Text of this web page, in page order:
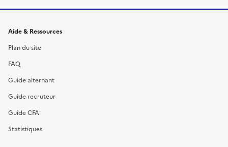
Informations et liens du site
Aide & Ressources
Plan du site
FAQ
Guide alternant
Guide recruteur
Guide CFA
Statistiques